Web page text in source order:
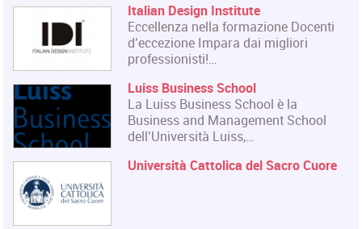
Italian Design Institute
Eccellenza nella formazione Docenti
d’eccezione Impara dai migliori
professionisti!…
Luiss Business School
La Luiss Business School è la
Business and Management School
dell’Università Luiss,…
Università Cattolica del Sacro Cuore